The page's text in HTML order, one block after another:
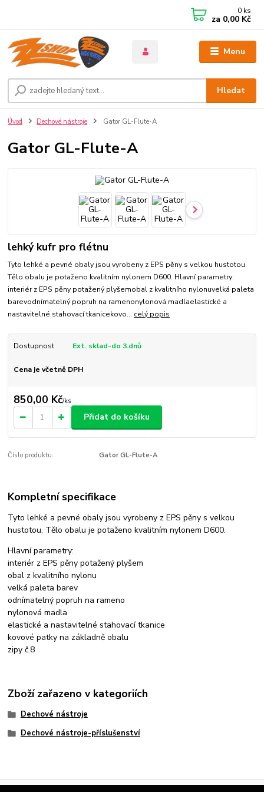
Menu
Hledat
0 ks
za 0,00 Kč
Úvod Dechové nástroje Gator GL-Flute-A
Gator GL-Flute-A
lehký kufr pro flétnu
Tyto lehké a pevné obaly jsou vyrobeny z EPS pěny s velkou hustotou.
Tělo obalu je potaženo kvalitním nylonem D600. Hlavní parametry:
interiér z EPS pěny potažený plyšemobal z kvalitního nylonuvelká paleta
barevodnímatelný popruh na ramenonylonová madlaelastické a
nastavitelné stahovací tkanicekovo... celý popis
Dostupnost Ext. sklad-do 3.dnů
Cena je včetně DPH
850,00 Kč/ks
Přidat do košíku
Číslo produktu: Gator GL-Flute-A
Kompletní specifikace
Tyto lehké a pevné obaly jsou vyrobeny z EPS pěny s velkou
hustotou. Tělo obalu je potaženo kvalitním nylonem D600.
Hlavní parametry:
interiér z EPS pěny potažený plyšem
obal z kvalitního nylonu
velká paleta barev
odnímatelný popruh na rameno
nylonová madla
elastické a nastavitelné stahovací tkanice
kovové patky na základně obalu
zipy č.8
Zboží zařazeno v kategoriích
Dechové nástroje
Dechové nástroje-příslušenství